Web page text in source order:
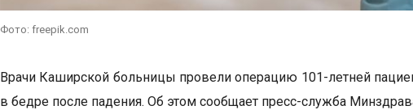
Фото: freepik.com
Врачи Каширской больницы провели операцию 101-летней
в бедре после падения. Об этом сообщает пресс-служба